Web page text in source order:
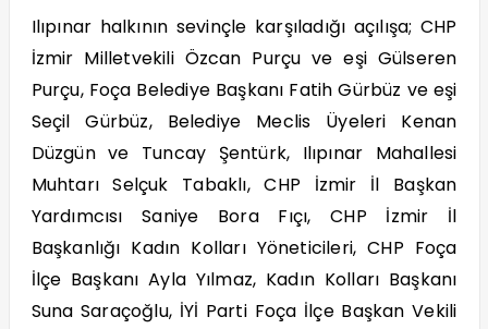
Ilıpınar halkının sevinçle karşıladığı açılışa; CHP
İzmir Milletvekili Özcan Purçu ve eşi Gülseren
Purçu, Foça Belediye Başkanı Fatih Gürbüz ve eşi
Seçil Gürbüz, Belediye Meclis Üyeleri Kenan
Düzgün ve Tuncay Şentürk, Ilıpınar Mahallesi
Muhtarı Selçuk Tabaklı, CHP İzmir İl Başkan
Yardımcısı Saniye Bora Fıçı, CHP İzmir İl
Başkanlığı Kadın Kolları Yöneticileri, CHP Foça
İlçe Başkanı Ayla Yılmaz, Kadın Kolları Başkanı
Suna Saraçoğlu, İYİ Parti Foça İlçe Başkan Vekili